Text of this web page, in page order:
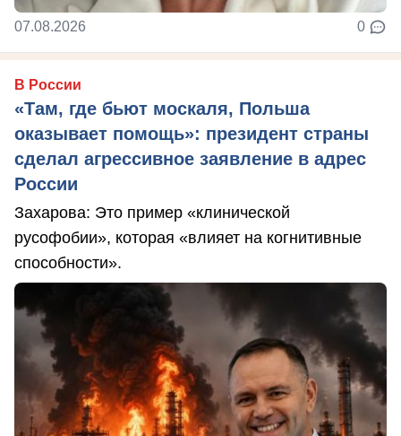
07.08.2026 0
В России
«Там, где бьют москаля, Польша
оказывает помощь»: президент страны
сделал агрессивное заявление в адрес
России
Захарова: Это пример «клинической
русофобии», которая «влияет на когнитивные
способности».